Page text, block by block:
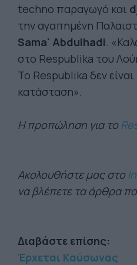
techno παραγωγό και
την αγαπημένη
Sama' Abdulhadi.
στο Respublika του
To Respublika δεν
κατάσταση».
Η προπώληση για το
Ακολουθήστε μας στο
να βλέπετε τα άρθρα
Διαβάστε επίσης:
Έρχεται Καύσωνας